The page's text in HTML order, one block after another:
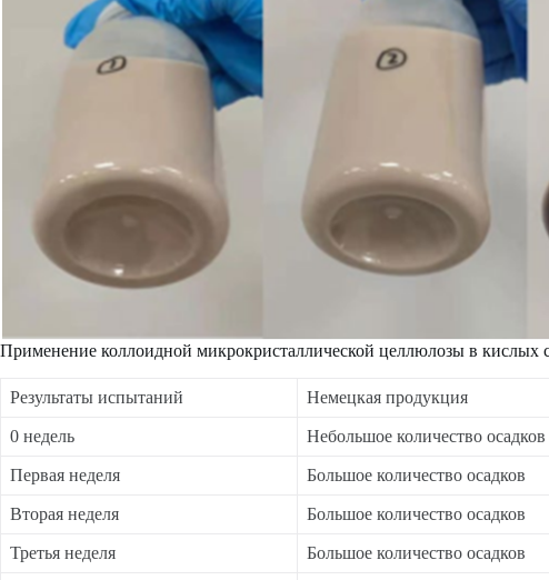
Применение коллоидной микрокристаллической целлюлозы в кислых
Результаты испытаний Немецкая продукция
0 недель Небольшое количество осадков
Первая неделя Большое количество осадков
Вторая неделя Большое количество осадков
Третья неделя Большое количество осадков